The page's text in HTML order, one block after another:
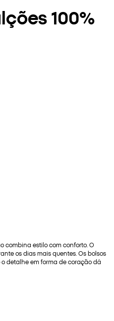
100%
combina estilo com conforto. O
os dias mais quentes. Os bolsos
detalhe em forma de coração dá